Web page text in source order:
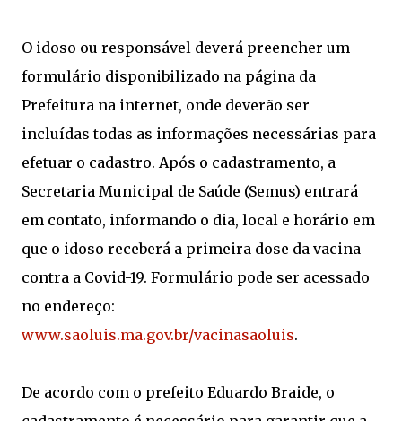
O idoso ou responsável deverá preencher um
formulário disponibilizado na página da
Prefeitura na internet, onde deverão ser
incluídas todas as informações necessárias para
efetuar o cadastro. Após o cadastramento, a
Secretaria Municipal de Saúde (Semus) entrará
em contato, informando o dia, local e horário em
que o idoso receberá a primeira dose da vacina
contra a Covid-19. Formulário pode ser acessado
no endereço:
www.saoluis.ma.gov.br/vacinasaoluis.
De acordo com o prefeito Eduardo Braide, o